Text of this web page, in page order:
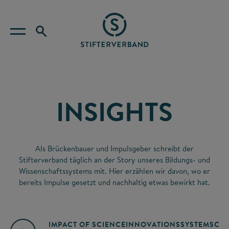
INSIGHTS
Als Brückenbauer und Impulsgeber schreibt der
Stifterverband täglich an der Story unseres Bildungs- und
Wissenschaftssystems mit. Hier erzählen wir davon, wo er
bereits Impulse gesetzt und nachhaltig etwas bewirkt hat.
IMPACT OF SCIENCEINNOVATIONSSYSTEM